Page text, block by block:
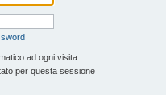
ad ogni visita
per questa sessione